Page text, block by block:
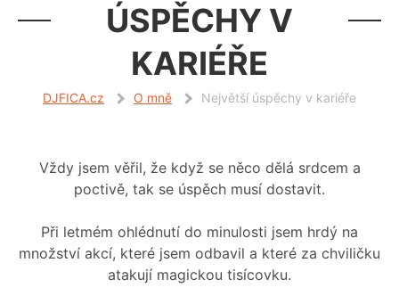
ÚSPĚCHY V
KARIÉŘE
DJFICA.cz O mně Největší úspěchy v kariéře
Vždy jsem věřil, že když se něco dělá srdcem a
poctivě, tak se úspěch musí dostavit.
Při letmém ohlédnutí do minulosti jsem hrdý na
množství akcí, které jsem odbavil a které za chviličku
atakují magickou tisícovku.